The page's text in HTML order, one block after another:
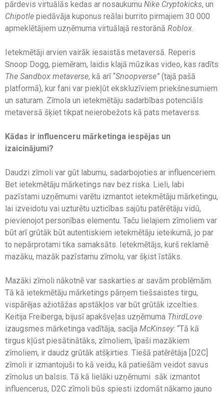
pārdevis virtuālās kedas ar nosaukumu Nike Cryptokicks, un
Chipotle piedāvāja kuponus reālai burrito pirmajiem 30 000
apmeklētājiem uzņēmuma virtuālajā restorānā Roblox.
Ietekmētāji arvien vairāk iesaistās metaversā. Reperis
Snoop Dogg, piemēram, laidis klajā mūzikas video, kas radīts
The Sandbox metaverse, kā arī “Snoopverse” (tajā pašā
platformā), kur fani var piekļūt ekskluzīviem priekšnesumiem
un saturam. Zīmola un ietekmētāju sadarbības potenciāls
metaversā šķiet tikpat neierobežots kā pats metaverss.
Kādas ir influenceru mārketinga iespējas un
izaicinājumi?
Daudzi zīmoli var gūt labumu, sadarbojoties ar influenceriem.
Bet ietekmētāju mārketings nav bez riska. Lieli, labi
pazīstami uzņēmumi varētu izmantot ietekmētāju mārketingu,
lai izveidotu vai uzturētu uzticības sajūtu patērētāju vidū,
pievienojot personības elementu. Taču lielajiem zīmoliem var
būt arī grūtāk būt autentiskiem ietekmētāju ieteikumā, jo par
to nepārprotami tika samaksāts. Ietekmētājs, kurš reklamē
mazāku, mazāk pazīstamu zīmolu, var šķist īstāks.
Mazāki zīmoli nākotnē var saskarties ar savām problēmām.
Tā kā ietekmētāju mārketings pārņem tiešsaistes tirgu,
vispārējas ažiotāžas apstākļos var būt grūtāk izcelties.
Keitija Freiberga, bijusī apakšveļas uzņēmuma ThirdLove
izaugsmes mārketinga vadītāja, sacīja McKinsey: “Tā kā
tirgus kļūst piesātinātāks, zīmoliem, īpaši mazākiem
zīmoliem, ir daudz grūtāk atšķirties. Tiešā patērētāja [D2C]
zīmoli ir izmantojuši to kā veidu, kā patiešām veidot savus
zīmolus un balsis. Tā kā lielāki uzņēmumi sāk izmantot
influencerus, D2C zīmoli būs spiesti izdomāt nākamo jauno